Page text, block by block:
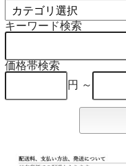
キーワード検索
価格帯検索
円 ～